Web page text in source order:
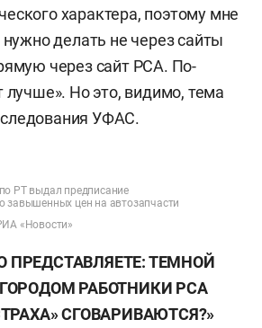
характера, поэтому мне
нужно делать не через сайты
через сайт РСА. По-
лучше». Но это, видимо, тема
УФАС.
РТ выдал предписание
завышенных цен на автозапчасти
«Новости»
ПРЕДСТАВЛЯЕТЕ: ТЕМНОЙ
РАБОТНИКИ РСА
СГОВАРИВАЮТСЯ?»